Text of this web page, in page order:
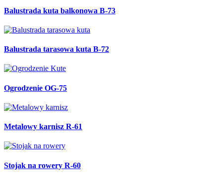
Balustrada kuta balkonowa B-73
Balustrada tarasowa kuta B-72
Ogrodzenie OG-75
Metalowy karnisz R-61
Stojak na rowery R-60